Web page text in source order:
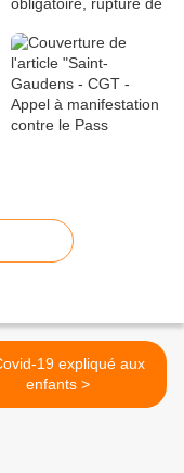
19 expliqué aux
enfants >